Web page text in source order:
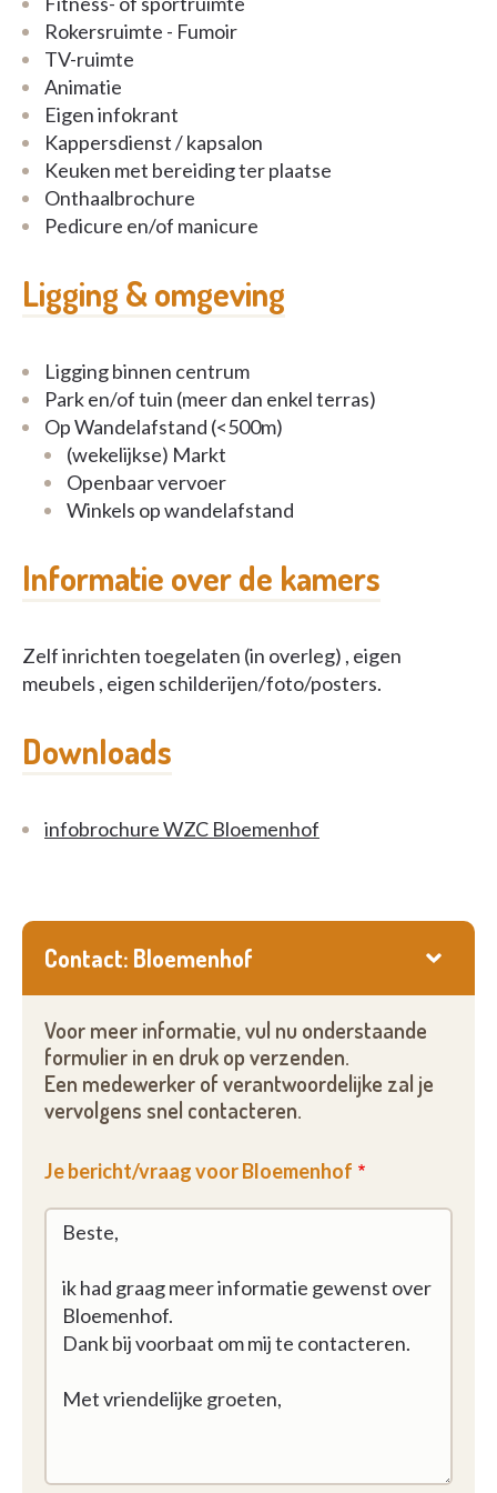
Rokersruimte - Fumoir
TV-ruimte
Animatie
Eigen infokrant
Kappersdienst / kapsalon
Keuken met bereiding ter plaatse
Onthaalbrochure
Pedicure en/of manicure
Ligging & omgeving
Ligging binnen centrum
Park en/of tuin (meer dan enkel terras)
Op Wandelafstand (<500m)
(wekelijkse) Markt
Openbaar vervoer
Winkels op wandelafstand
Informatie over de kamers
Zelf inrichten toegelaten (in overleg) , eigen
meubels , eigen schilderijen/foto/posters.
Downloads
infobrochure WZC Bloemenhof
Contact: Bloemenhof
Voor meer informatie, vul nu onderstaande
formulier in en druk op verzenden.
Een medewerker of verantwoordelijke zal je
vervolgens snel contacteren.
Je bericht/vraag voor Bloemenhof